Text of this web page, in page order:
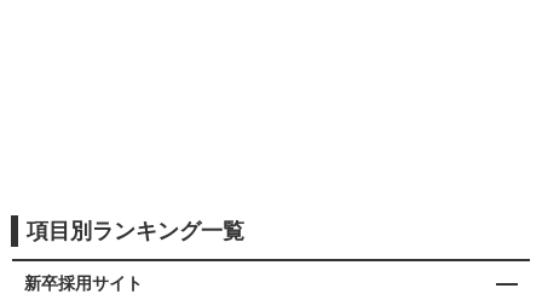
項目別ランキング一覧
新卒採用サイト